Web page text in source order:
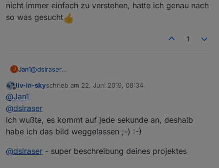
nicht immer einfach zu verstehen, hatte ich genau nach
so was gesucht
1
J Jan1@dslraser
Ich kannte den Adapter überhaupt nicht und da ich auch
immer einfach zu verstehen, hatte ich genau nach so was
gesucht
Offline
liv-in-skyschrieb am 22. Juni 2019, 08:34
zuletzt editiert von
@Jan1
@dslraser
ich wußte, es kommt auf jede sekunde an, deshalb
habe ich das bild weggelassen ;-) :-)
@dslraser - super beschreibung deines projektes